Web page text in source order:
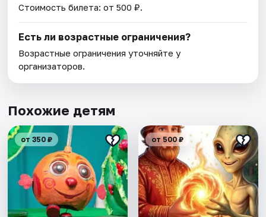
Стоимость билета: от 500 ₽.
Есть ли возрастные ограничения?
Возрастные ограничения уточняйте у
организаторов.
Похожие детям
от 350 ₽ от 500 ₽